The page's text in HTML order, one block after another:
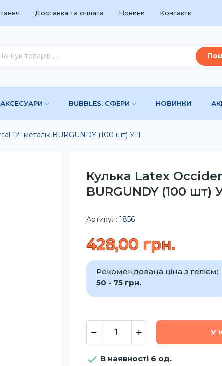
Доставка та оплата Новини Контакти
АКСЕСУАРИ BUBBLES. СФЕРИ НОВИНКИ
12" металік BURGUNDY (100 шт) УП
Кулька Latex
BURGUNDY (100 шт)
Артикул: 1856
428,00 грн.
Рекомендована ціна з гелієм:
50 - 75 грн.
У
 В наявності 6 од.